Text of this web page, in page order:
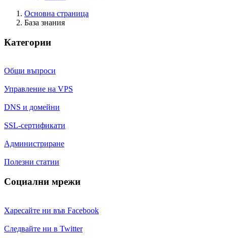
Основна страница
База знания
Категории
Общи въпроси
Управление на VPS
DNS и домейни
SSL-сертификати
Администриране
Полезни статии
Социални мрежи
Харесайте ни във Facebook
Следвайте ни в Twitter